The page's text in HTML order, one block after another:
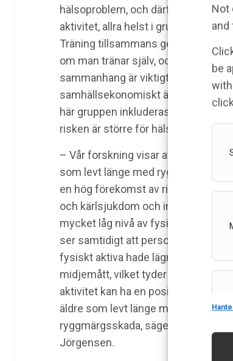
Not
and
be
hälsoproblem, och därför är fysisk
aktivitet, allra helst i grupp, oerhört
Träning tillsammans ger större
om man tränar själv, och gemenskap
sammanhang är viktigt. Även
samhällsekonomiskt är det viktigt
här gruppen inkluderas, i synnerhet
risken är större för hälsoproblem.
– Vår forskning visar att äldre
som levt länge med
en hög förekomst av riskfaktorer för
och kärlsjukdom och inte minst en
mycket låg nivå av fysisk aktivitet.
ser samtidigt att personer som varit
fysiskt aktiva hade lägre BMI och
midjemått, vilket tyder på att fysisk
aktivitet kan ha en positiv effekt
äldre som levt länge med
ryggmärgsskada, säger Sophie
Jörgensen.